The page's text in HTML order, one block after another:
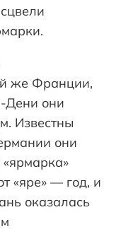
же Франции,
Дени они
Известны
они
«яре» — год, и
оказалась